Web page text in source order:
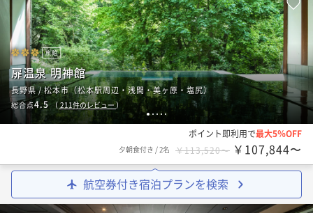
12 34 5
旅館
扉温泉 明神館
長野県 / 松本市（松本駅周辺・浅間・美ヶ原・塩尻）
総合点4.5（ 211件のレビュー）
ポイント即利用で最大5％OFF
夕朝食付き /2名 ￥113,520〜 ￥107,844〜
航空券付き宿泊プランを検索